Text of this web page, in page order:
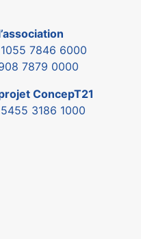
7846 6000
7879 0000
ConcepT21
3186 1000